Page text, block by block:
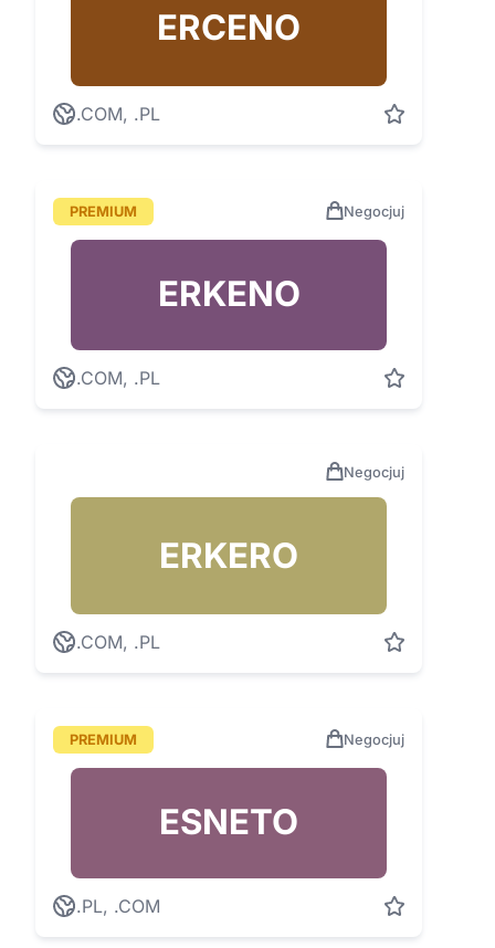
ERCENO
.COM, .PL
PREMIUM Negocjuj
ERKENO
.COM, .PL
Negocjuj
ERKERO
.COM, .PL
PREMIUM Negocjuj
ESNETO
.PL, .COM